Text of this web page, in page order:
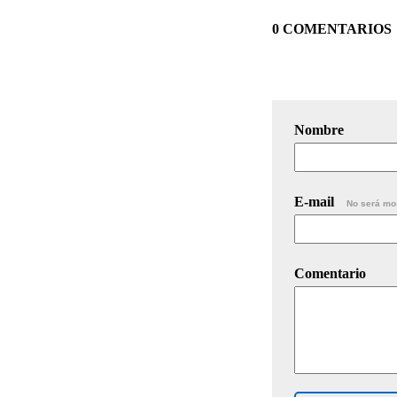
0 COMENTARIOS
Nombre
E-mail No será
Comentario